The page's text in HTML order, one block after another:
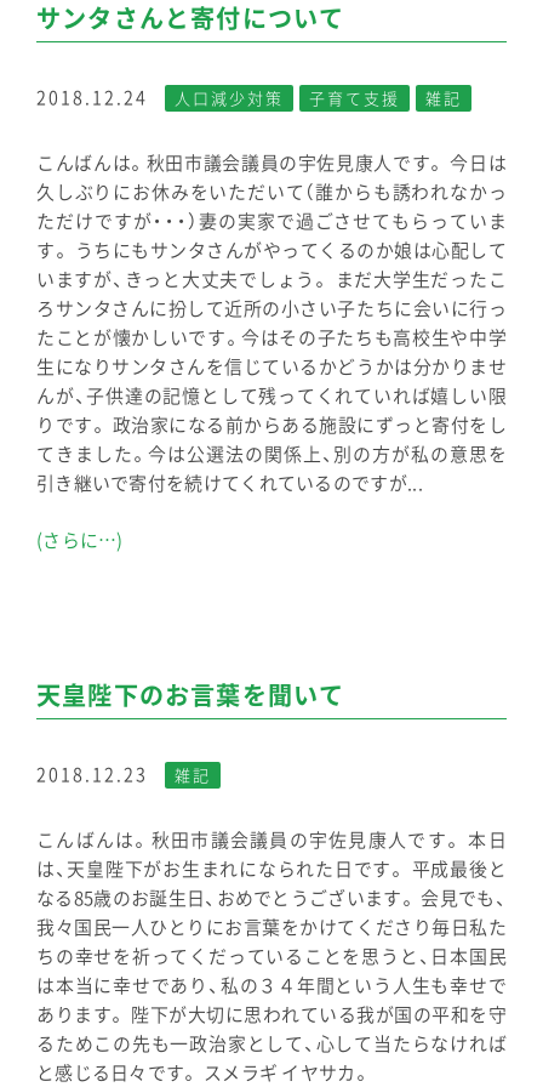
サンタさんと寄付について
2018.12.24 人口減少対策 子育て支援 雑記
こんばんは。秋田市議会議員の宇佐見康人です。 今日は
久しぶりにお休みをいただいて（誰からも誘われなかっ
ただけですが・・・）妻の実家で過ごさせてもらっていま
す。 うちにもサンタさんがやってくるのか娘は心配して
いますが、きっと大丈夫でしょう。 まだ大学生だったこ
ろサンタさんに扮して近所の小さい子たちに会いに行っ
たことが懐かしいです。今はその子たちも高校生や中学
生になりサンタさんを信じているかどうかは分かりませ
んが、子供達の記憶として残ってくれていれば嬉しい限
りです。 政治家になる前からある施設にずっと寄付をし
てきました。今は公選法の関係上、別の方が私の意思を
引き継いで寄付を続けてくれているのですが...
(さらに…)
天皇陛下のお言葉を聞いて
2018.12.23 雑記
こんばんは。秋田市議会議員の宇佐見康人です。 本日
は、天皇陛下がお生まれになられた日です。 平成最後と
なる85歳のお誕生日、おめでとうございます。 会見でも、
我々国民一人ひとりにお言葉をかけてくださり毎日私た
ちの幸せを祈ってくだっていることを思うと、日本国民
は本当に幸せであり、私の３４年間という人生も幸せで
あります。 陛下が大切に思われている我が国の平和を守
るためこの先も一政治家として、心して当たらなければ
と感じる日々です。 スメラギ イヤサカ。